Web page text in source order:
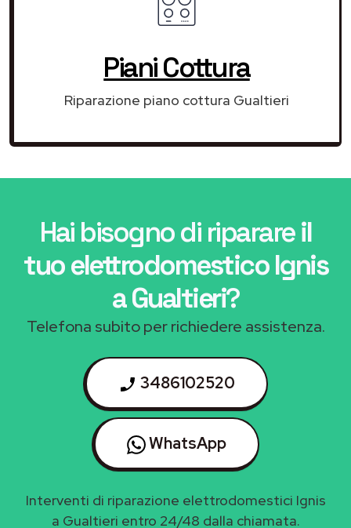
Piani Cottura
Riparazione piano cottura Gualtieri
Hai bisogno di riparareil
tuo elettrodomestico Ignis
a Gualtieri?
Telefona subito per richiedere assistenza.
3486102520
WhatsApp
Interventi di riparazione elettrodomestici Ignis
a Gualtieri entro 24/48 dalla chiamata.